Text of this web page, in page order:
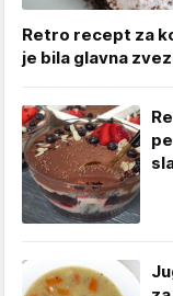
Retro recept za
je bila glavna